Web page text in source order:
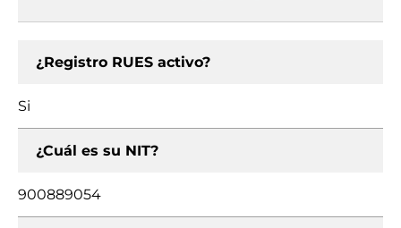
¿Registro RUES activo?
Si
¿Cuál es su NIT?
900889054